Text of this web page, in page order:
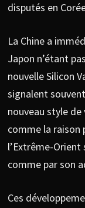
disputés en
La Chine a
Japon n’étant
nouvelle Silicon
signalent
nouveau style de
comme la raison
l’Extrême-
comme par son
Ces